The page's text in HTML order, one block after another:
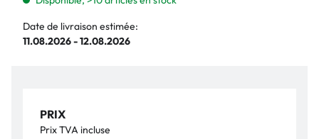
Date de livraison estimée:
11.08.2026 - 12.08.2026
PRIX
Prix TVA incluse